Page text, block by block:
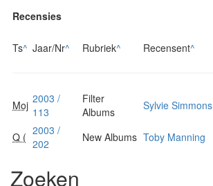
Recensies
Ts^ Jaar/Nr^ Rubriek^ Recensent^
Moj 2003 /
113
Filter
Albums
Sylvie Simmons
Q ( 2003 /
202
New Albums Toby Manning
Zoeken